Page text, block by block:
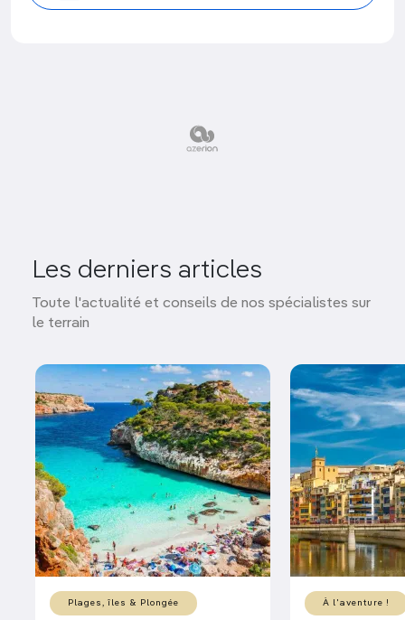
Les derniers articles
Toute l'actualité et conseils de nos spécialistes sur
le terrain
Plages, îles & Plongée À l'aventure !